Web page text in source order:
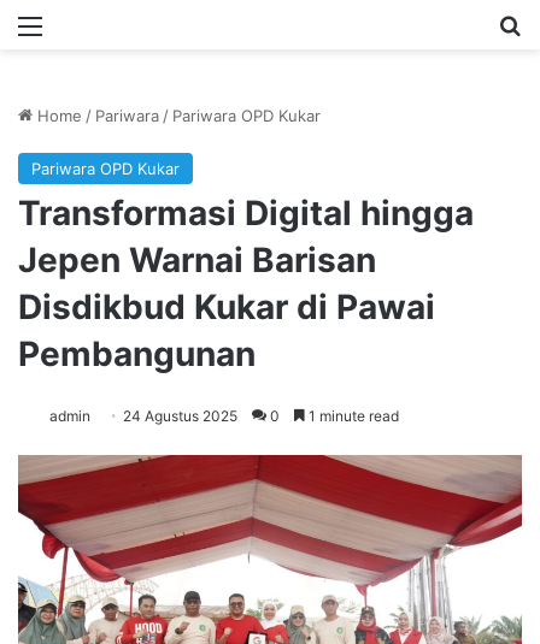
Menu
Home / Pariwara / Pariwara OPD Kukar
Pariwara OPD Kukar
Transformasi Digital hingga
Jepen Warnai Barisan
Disdikbud Kukar di Pawai
Pembangunan
admin 24 Agustus 2025 0 1 minute read